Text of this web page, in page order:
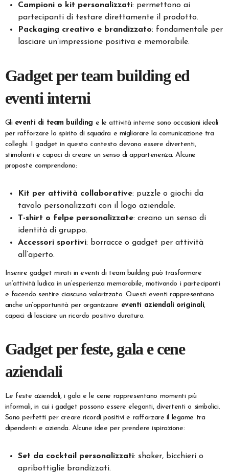
Campioni o kit personalizzati: permettono ai
partecipanti di testare direttamente il prodotto.
Packaging creativo e brandizzato: fondamentale per
lasciare un’impressione positiva e memorabile.
Gadget per team building ed
eventi interni
Gli eventi di team building e le attività interne sono occasioni ideali
per rafforzare lo spirito di squadra e migliorare la comunicazione tra
colleghi. I gadget in questo contesto devono essere divertenti,
stimolanti e capaci di creare un senso di appartenenza. Alcune
proposte comprendono:
Kit per attività collaborative: puzzle o giochi da
tavolo personalizzati con il logo aziendale.
T-shirt o felpe personalizzate: creano un senso di
identità di gruppo.
Accessori sportivi: borracce o gadget per attività
all’aperto.
Inserire gadget mirati in eventi di team building può trasformare
un’attività ludica in un’esperienza memorabile, motivando i partecipanti
e facendo sentire ciascuno valorizzato. Questi eventi rappresentano
anche un’opportunità per organizzare eventi aziendali originali,
capaci di lasciare un ricordo positivo duraturo.
Gadget per feste, gala e cene
aziendali
Le feste aziendali, i gala e le cene rappresentano momenti più
informali, in cui i gadget possono essere eleganti, divertenti o simbolici.
Sono perfetti per creare ricordi positivi e rafforzare il legame tra
dipendenti e azienda. Alcune idee per prendere ispirazione:
Set da cocktail personalizzati: shaker, bicchieri o
apribottiglie brandizzati.